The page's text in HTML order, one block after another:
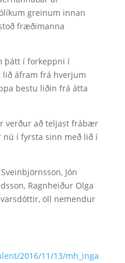
greinum innan
fræðimanna
þátt í forkeppni í
lið áfram frá hverjum
bestu liðin frá átta
verður að teljast frábær
nú í fyrsta sinn með lið í
Jón
Ragnheiður Olga
öll nemendur
2016/11/13/mh_inga